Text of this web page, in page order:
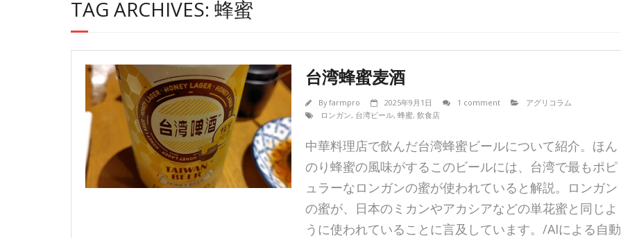
TAG ARCHIVES: 蜂蜜
台湾蜂蜜麦酒
Byfarmpro 2025年9月1日 1 comment
アグリコラム
ロンガン, 台湾ビール,蜂蜜,飲食店
中華料理店で飲んだ台湾蜂蜜ビールについて紹介。ほん
のり蜂蜜の風味がするこのビールには、台湾で最もポピ
ュラーなロンガンの蜜が使われていると解説。ロンガン
の蜜が、日本のミカンやアカシアなどの単花蜜と同じよ
うに使われていることに言及しています。/AIによる自動